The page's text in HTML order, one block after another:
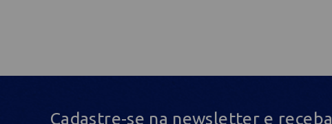
Cadastre-se na newsletter e receba